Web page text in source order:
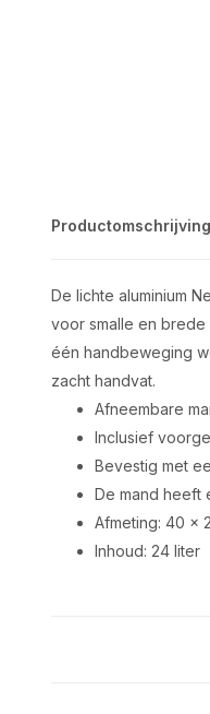
Productomschrijving
De lichte aluminium
voor smalle en
één handbeweging
zacht handvat.
Afneembare
Inclusief
Bevestig met
De mand heeft
Afmeting: 40 x
Inhoud: 24 liter